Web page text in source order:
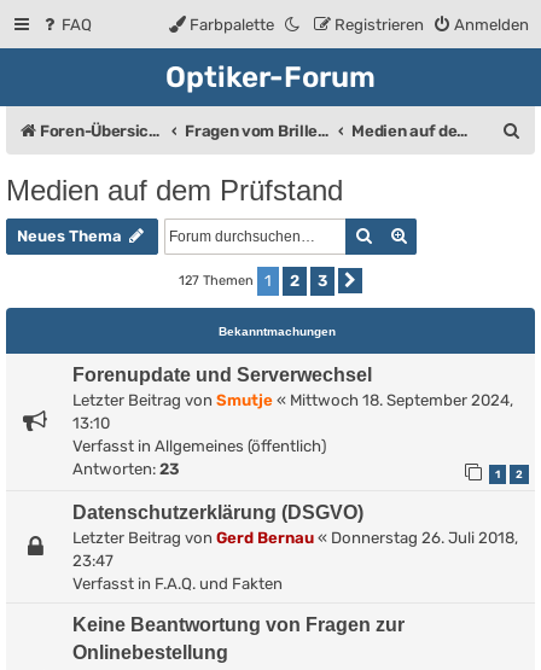
FAQ Anmelden
Registrieren
Farbpalette
Optiker-Forum
Foren-Übersicht Fragen vom Brillenträger an den Augenoptiker Medien auf dem Prüfstand
Medien auf dem Prüfstand
Neues Thema Suche
127 Themen 1 2 3
Bekanntmachungen
Forenupdate und Serverwechsel
Letzter Beitrag von Smutje « Mittwoch 18. September 2024,
13:10
Verfasst in Allgemeines (öffentlich)
Antworten: 23 1 2
Datenschutzerklärung (DSGVO)
Letzter Beitrag von Gerd Bernau « Donnerstag 26. Juli 2018,
23:47
Verfasst in F.A.Q. und Fakten
Keine Beantwortung von Fragen zur
Onlinebestellung